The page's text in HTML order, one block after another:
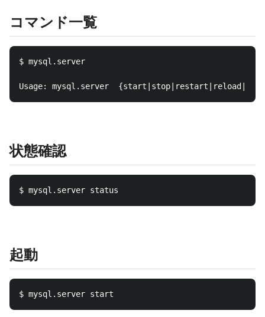
コマンド一覧
$ mysql.server
状態確認
起動